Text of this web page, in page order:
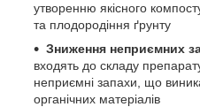
утворенню якісного
та плодородіння ґрунту
Зниження неприємних
входять до складу
неприємні запахи, що
органічних матеріалів